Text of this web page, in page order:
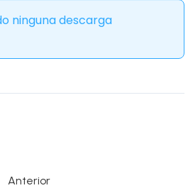
ninguna descarga
Anterior